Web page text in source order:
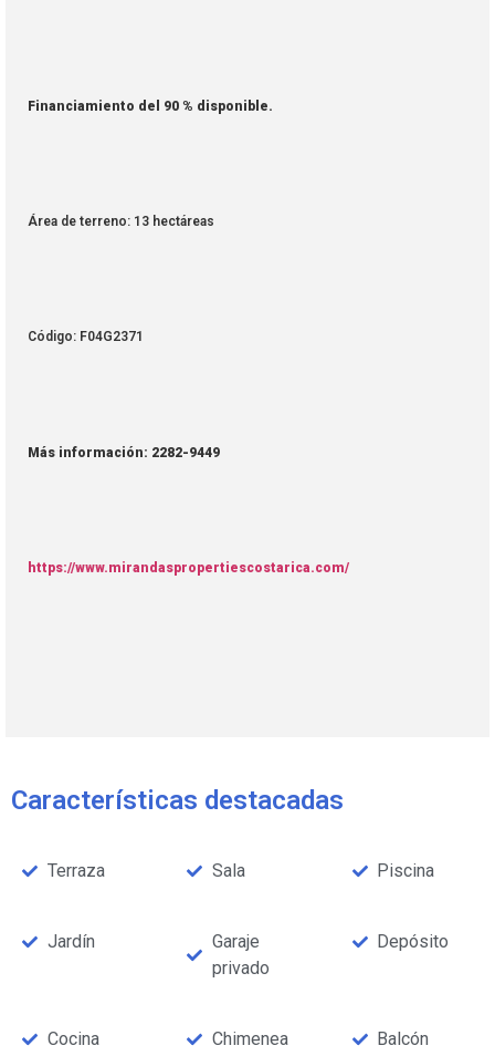
Financiamiento del 90 % disponible.
Área de terreno: 13 hectáreas
Código: F04G2371
Más información: 2282-9449
https://www.mirandaspropertiescostarica.com/
Características destacadas
Terraza Sala Piscina
Jardín
Garaje
privado
Depósito
Cocina Chimenea Balcón